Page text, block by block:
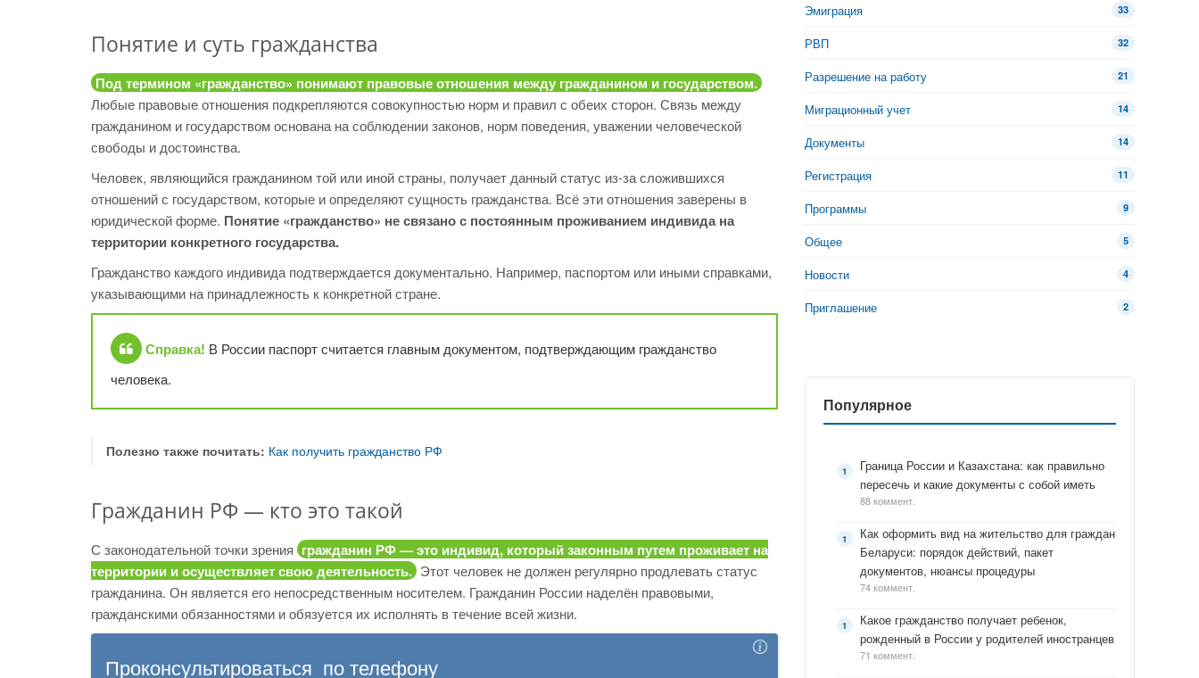
Понятие и суть гражданства
Под термином «гражданство» понимают правовые отношения между гражданином и государством.
Любые правовые отношения подкрепляются совокупностью норм и правил с обеих сторон. Связь между
гражданином и государством основана на соблюдении законов, норм поведения, уважении человеческой
свободы и достоинства.
Человек, являющийся гражданином той или иной страны, получает данный статус из-за сложившихся
отношений с государством, которые и определяют сущность гражданства. Всё эти отношения заверены в
юридической форме. Понятие «гражданство» не связано с постоянным проживанием индивида на
территории конкретного государства.
Гражданство каждого индивида подтверждается документально. Например, паспортом или иными справками,
указывающими на принадлежность к конкретной стране.
Справка! В России паспорт считается главным документом, подтверждающим гражданство
человека.
Полезно также почитать: Как получить гражданство РФ
Гражданин РФ — кто это такой
С законодательной точки зрения гражданин РФ — это индивид, который законным путем проживает на
территории и осуществляет свою деятельность. Этот человек не должен регулярно продлевать статус
гражданина. Он является его непосредственным носителем. Гражданин России наделён правовыми,
гражданскими обязанностями и обязуется их исполнять в течение всей жизни.
Эмиграция 33
РВП 32
Разрешение на работу 21
Миграционный учет 14
Документы 14
Регистрация 11
Программы 9
Общее 5
Новости 4
Приглашение 2
Популярное
Граница России и Казахстана: как правильно
пересечь и какие документы с собой иметь
88 коммент.
Как оформить вид на жительство для граждан
Беларуси: порядок действий, пакет
документов, нюансы процедуры
74 коммент.
Какое гражданство получает ребенок,
рожденный в России у родителей иностранцев
71 коммент.